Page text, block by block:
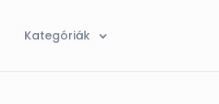
Kategóriák